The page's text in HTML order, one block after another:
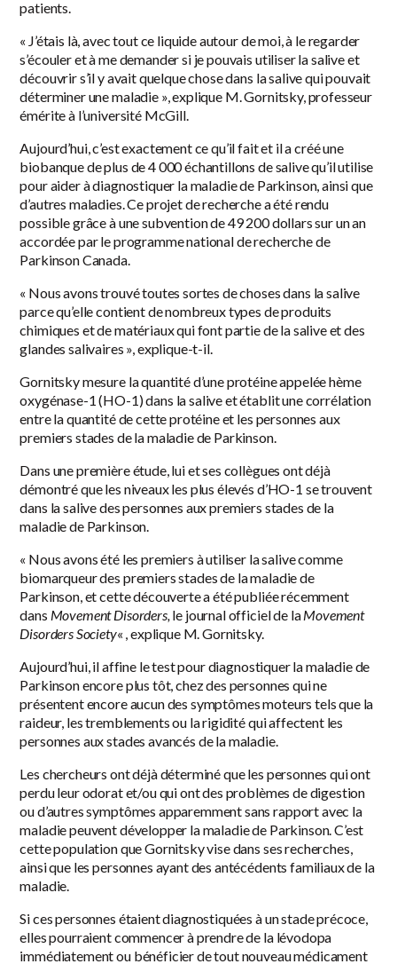
patients.
« J’étais là, avec tout ce liquide autour de moi, à le regarder
s’écouler et à me demander si je pouvais utiliser la salive et
découvrir s’il y avait quelque chose dans la salive qui pouvait
déterminer une maladie », explique M. Gornitsky, professeur
émérite à l’université McGill.
Aujourd’hui, c’est exactement ce qu’il fait et il a créé une
biobanque de plus de 4 000 échantillons de salive qu’il utilise
pour aider à diagnostiquer la maladie de Parkinson, ainsi que
d’autres maladies. Ce projet de recherche a été rendu
possible grâce à une subvention de 49 200 dollars sur un an
accordée par le programme national de recherche de
Parkinson Canada.
« Nous avons trouvé toutes sortes de choses dans la salive
parce qu’elle contient de nombreux types de produits
chimiques et de matériaux qui font partie de la salive et des
glandes salivaires », explique-t-il.
Gornitsky mesure la quantité d’une protéine appelée hème
oxygénase-1 (HO-1) dans la salive et établit une corrélation
entre la quantité de cette protéine et les personnes aux
premiers stades de la maladie de Parkinson.
Dans une première étude, lui et ses collègues ont déjà
démontré que les niveaux les plus élevés d’HO-1 se trouvent
dans la salive des personnes aux premiers stades de la
maladie de Parkinson.
« Nous avons été les premiers à utiliser la salive comme
biomarqueur des premiers stades de la maladie de
Parkinson, et cette découverte a été publiée récemment
dans Movement Disorders,le journal officiel de laMovement
Disorders Society« , explique M. Gornitsky.
Aujourd’hui, il affine le test pour diagnostiquer la maladie de
Parkinson encore plus tôt, chez des personnes qui ne
présentent encore aucun des symptômes moteurs tels que la
raideur, les tremblements ou la rigidité qui affectent les
personnes aux stades avancés de la maladie.
Les chercheurs ont déjà déterminé que les personnes qui ont
perdu leur odorat et/ou qui ont des problèmes de digestion
ou d’autres symptômes apparemment sans rapport avec la
maladie peuvent développer la maladie de Parkinson. C’est
cette population que Gornitsky vise dans ses recherches,
ainsi que les personnes ayant des antécédents familiaux de la
maladie.
Si ces personnes étaient diagnostiquées à un stade précoce,
elles pourraient commencer à prendre de la lévodopa
immédiatement ou bénéficier de tout nouveau médicament